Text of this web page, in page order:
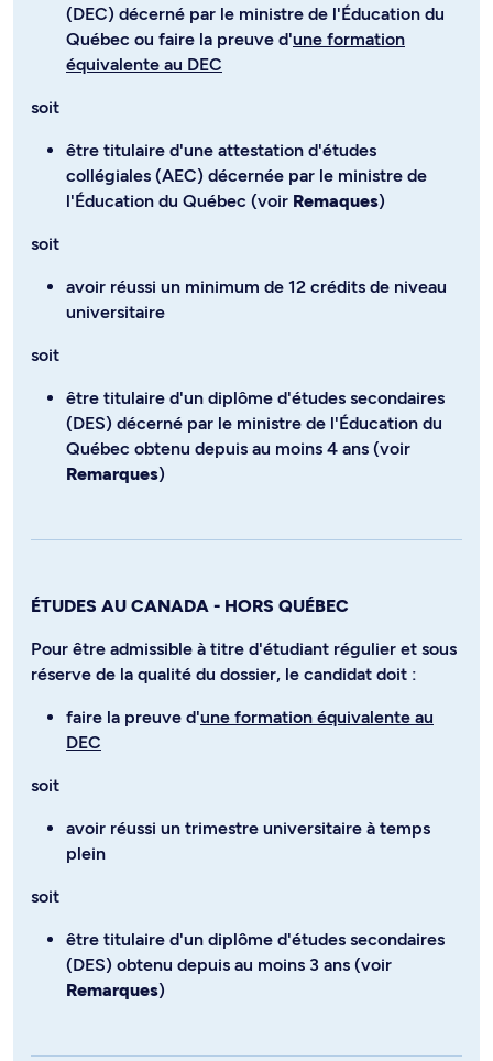
(DEC) décerné par le ministre de l'Éducation du
Québec ou faire la preuve d'une formation
équivalente au DEC
soit
être titulaire d'une attestation d'études
collégiales (AEC) décernée par le ministre de
l'Éducation du Québec (voir Remaques)
soit
avoir réussi un minimum de 12 crédits de niveau
universitaire
soit
être titulaire d'un diplôme d'études secondaires
(DES) décerné par le ministre de l'Éducation du
Québec obtenu depuis au moins 4 ans (voir
Remarques)
ÉTUDES AU CANADA - HORS QUÉBEC
Pour être admissible à titre d'étudiant régulier et sous
réserve de la qualité du dossier, le candidat doit :
faire la preuve d'une formation équivalente au
DEC
soit
avoir réussi un trimestre universitaire à temps
plein
soit
être titulaire d'un diplôme d'études secondaires
(DES) obtenu depuis au moins 3 ans (voir
Remarques)